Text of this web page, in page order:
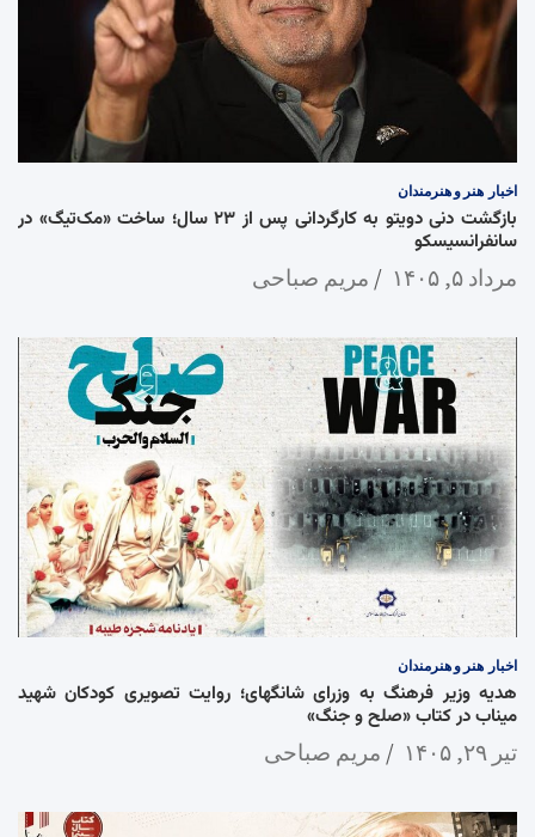
اخبار هنر و هنرمندان
بازگشت دنی دویتو به کارگردانی پس از ۲۳ سال؛ ساخت «مک‌تیگ» در
سانفرانسیسکو
مرداد ۵, ۱۴۰۵ مریم صباحی
اخبار هنر و هنرمندان
هدیه وزیر فرهنگ به وزرای شانگهای؛ روایت تصویری کودکان شهید
میناب در کتاب «صلح و جنگ»
تیر ۲۹, ۱۴۰۵ مریم صباحی